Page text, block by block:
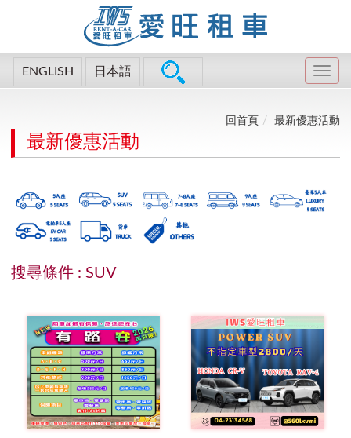
ENGLISH 日本語
回首頁 最新優惠活動
最新優惠活動
搜尋條件 : SUV